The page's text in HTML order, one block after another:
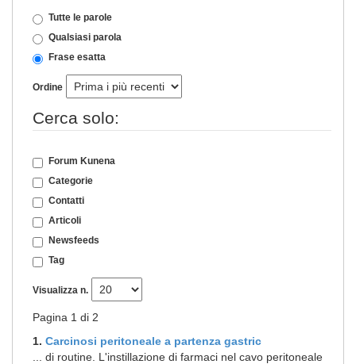
Tutte le parole
Qualsiasi parola
Frase esatta
Ordine
Cerca solo:
Forum Kunena
Categorie
Contatti
Articoli
Newsfeeds
Tag
Visualizza n.
Pagina 1 di 2
1. Carcinosi peritoneale a partenza gastric
... di routine. L'instillazione di farmaci nel cavo peritoneale